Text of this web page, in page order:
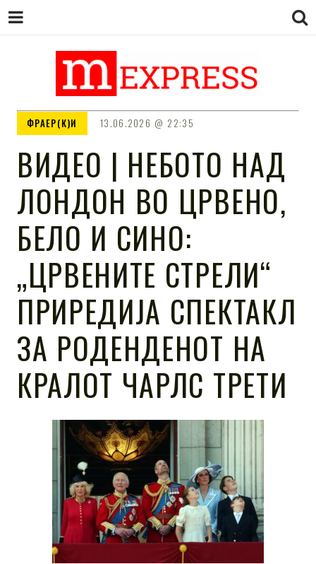
M EXPRESS
ФРАЕР(К)И 13.06.2026 22:35
ВИДЕО | НЕБОТО НАД
ЛОНДОН ВО ЦРВЕНО,
БЕЛО И СИНО:
„ЦРВЕНИТЕ СТРЕЛИ“
ПРИРЕДИЈА СПЕКТАКЛ
ЗА РОДЕНДЕНОТ НА
КРАЛОТ ЧАРЛС ТРЕТИ